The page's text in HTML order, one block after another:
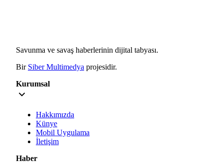
Savunma ve savaş haberlerinin dijital tabyası.
Bir Siber Multimedya projesidir.
Kurumsal
Hakkımızda
Künye
Mobil Uygulama
İletişim
Haber